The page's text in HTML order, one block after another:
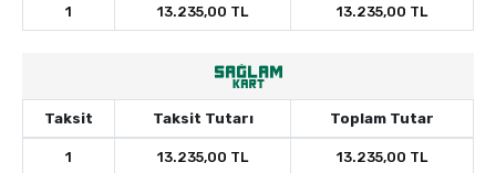
1 13.235,00 TL 13.235,00 TL
Taksit Taksit Tutarı Toplam Tutar
1 13.235,00 TL 13.235,00 TL